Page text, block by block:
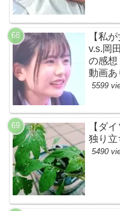
【私
v.s.岡
の感想
動画あ
す・初
5599
【ダ
独り立
5490